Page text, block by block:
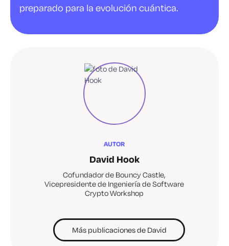
preparado para la evolución cuántica.
AUTOR
David Hook
Cofundador de Bouncy Castle,
Vicepresidente de Ingeniería de Software
Crypto Workshop
Más publicaciones de David